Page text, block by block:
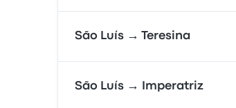
São Luís → Teresina
São Luís → Imperatriz